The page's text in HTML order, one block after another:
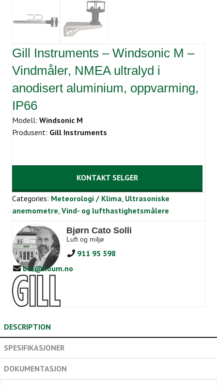
Gill Instruments – Windsonic M –
Vindmåler, NMEA ultralyd i
anodisert aluminium, oppvarming,
IP66
Modell: Windsonic M
Produsent: Gill Instruments
KONTAKT SELGER
Categories: Meteorologi / Klima, Ultrasoniske
anemometre, Vind- og lufthastighetsmålere
Bjørn Cato Solli
Luft og miljø
911 95 598
bcs@houm.no
DESCRIPTION
SPESIFIKASJONER
DOKUMENTASJON